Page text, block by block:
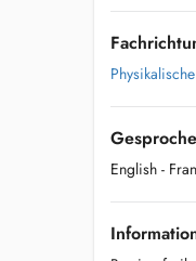
English -